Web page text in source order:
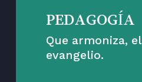
PEDAGOGÍA
Que armoniza,
evangelio.